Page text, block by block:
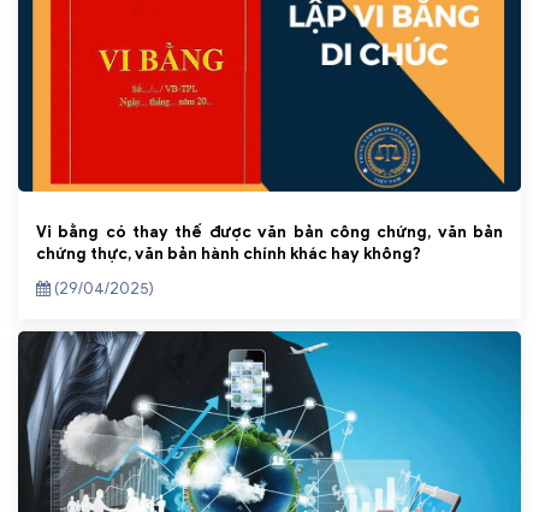
Vi bằng có thay thế được văn bản công chứng, văn bản
chứng thực, văn bản hành chính khác hay không?
(29/04/2025)